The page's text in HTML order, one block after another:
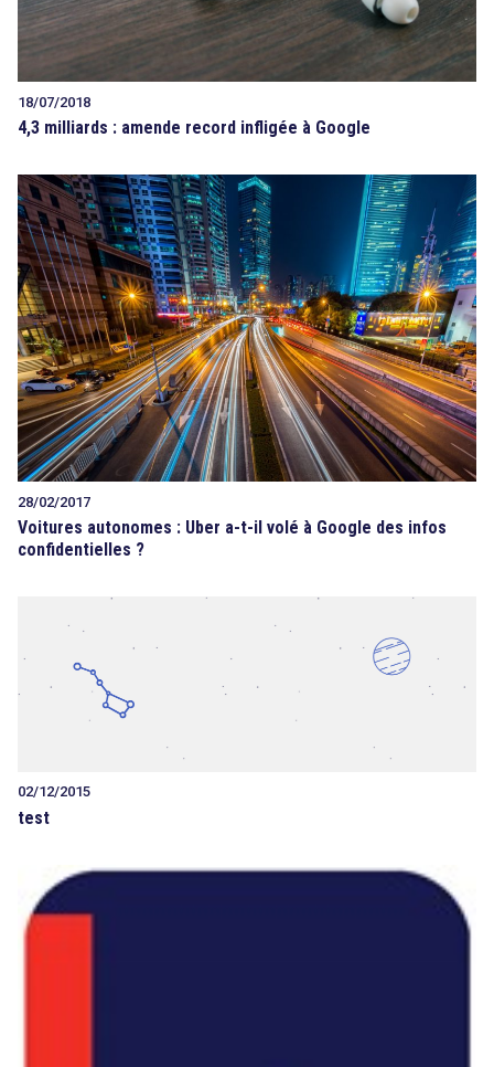
18/07/2018
4,3 milliards : amende record infligée à Google
28/02/2017
Voitures autonomes : Uber a-t-il volé à Google des infos
confidentielles ?
02/12/2015
test
search